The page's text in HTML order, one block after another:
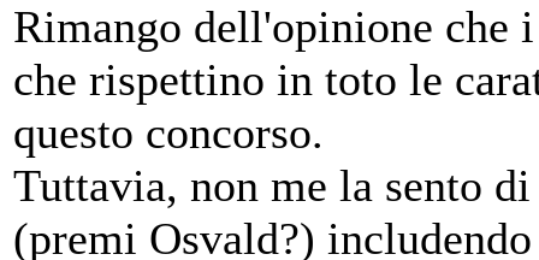
Rimango dell'opinione che
che rispettino in toto le
questo concorso.
Tuttavia, non me la sento
(premi Osvald?)